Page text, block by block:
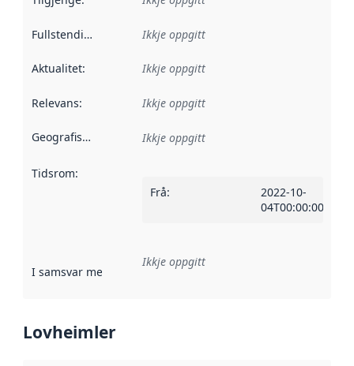
Fullstendigheit Ikkje oppgitt
Aktualitet: Ikkje oppgitt
Relevans: Ikkje oppgitt
Geografisk område Ikkje oppgitt
Tidsrom:
Frå:
2022-10-
04T00:00:00Z
I samsvar med Referanse til ei implementeringsregel eller
Ikkje oppgitt
Lovheimler